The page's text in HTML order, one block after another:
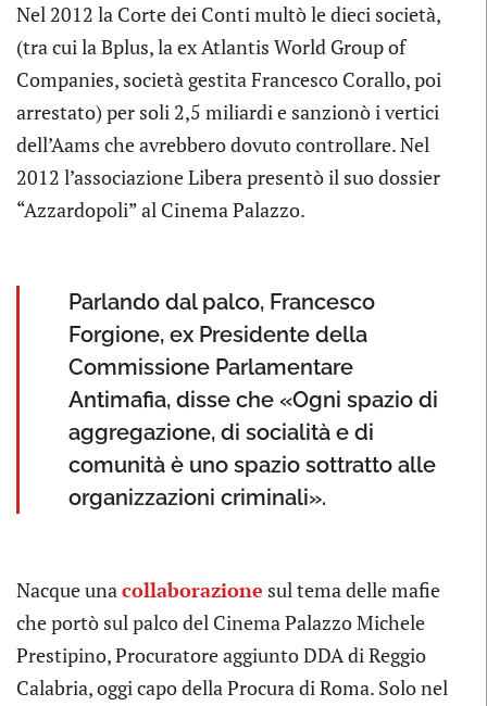
Nel 2012 la Corte dei Conti multò le dieci società,
(tra cui la Bplus, la ex Atlantis World Group of
Companies, società gestita Francesco Corallo, poi
arrestato) per soli 2,5 miliardi e sanzionò i vertici
dell’Aams che avrebbero dovuto controllare. Nel
2012 l’associazione Libera presentò il suo dossier
“Azzardopoli” al Cinema Palazzo.
Parlando dal palco, Francesco
Forgione, ex Presidente della
Commissione Parlamentare
Antimafia, disse che «Ogni spazio di
aggregazione, di socialità e di
comunità è uno spazio sottratto alle
organizzazioni criminali».
Nacque unacollaborazione sul tema delle mafie
che portò sul palco del Cinema Palazzo Michele
Prestipino, Procuratore aggiunto DDA di Reggio
Calabria, oggi capo della Procura di Roma. Solo nel